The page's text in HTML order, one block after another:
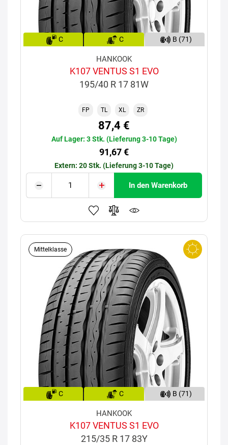
C C B (71)
HANKOOK
K107 VENTUS S1 EVO
195/40 R 17 81W
FP TL XL ZR
87,4 €
Auf Lager: 3 Stk. (Lieferung 3-10 Tage)
91,67 €
Extern: 20 Stk. (Lieferung 3-10 Tage)
In den Warenkorb
Mittelklasse
C C B (71)
HANKOOK
K107 VENTUS S1 EVO
215/35 R 17 83Y